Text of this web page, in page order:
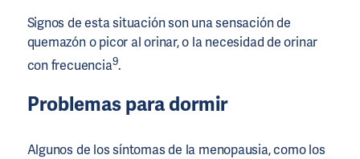
Signos de esta situación son una sensación de
quemazón o picor al orinar, o la necesidad de orinar
con frecuencia9.
Problemas para dormir
Algunos de los síntomas de la menopausia, como los